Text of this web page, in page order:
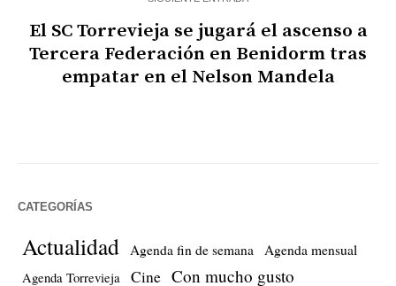
El SC Torrevieja se jugará el ascenso a
Tercera Federación en Benidorm tras
empatar en el Nelson Mandela
CATEGORÍAS
Actualidad Agenda fin de semana Agenda mensual
Agenda Torrevieja Cine Con mucho gusto